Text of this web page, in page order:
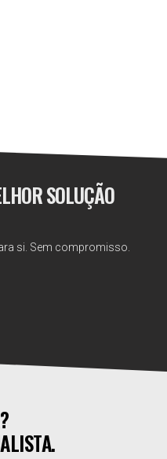
SOLUÇÃO
si. Sem compromisso.